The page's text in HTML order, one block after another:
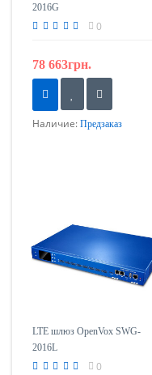
2016G
0
78 663грн.
Наличие: Предзаказ
LTE шлюз OpenVox SWG-
2016L
0